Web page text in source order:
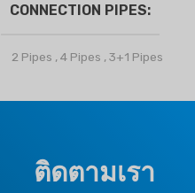
CONNECTION PIPES
2 Pipes ,4 Pipes ,3+1 Pipes
ยี่ห้อ ไคลมาโปร
OPTIONAL FUNCTION
ติดตามเรา